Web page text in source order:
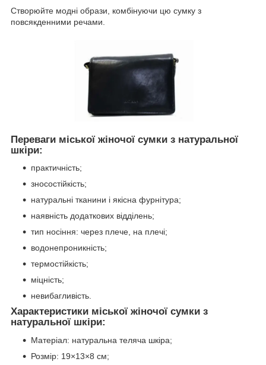
Створюйте модні образи, комбінуючи цю сумку з
повсякденними речами.
Переваги міської жіночої сумки з натуральної
шкіри:
практичність;
зносостійкість;
натуральні тканини і якісна фурнітура;
наявність додаткових відділень;
тип носіння: через плече, на плечі;
водонепроникність;
термостійкість;
міцність;
невибагливість.
Характеристики міської жіночої сумки з
натуральної шкіри:
Матеріал: натуральна теляча шкіра;
Розмір: 19×13×8 см;